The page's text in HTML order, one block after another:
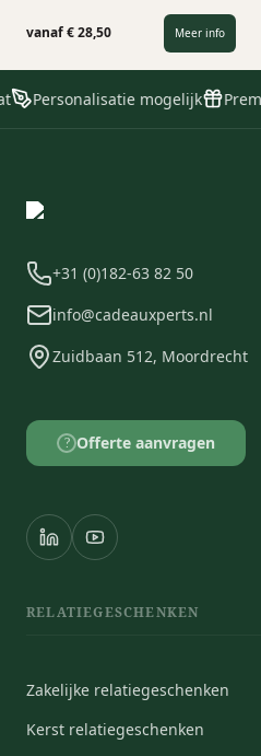
antenne ontvangt AM- en FM-radio
en met de krachtige zaklamp tast u
nooit in het duister. Er is zelfs een
SOS-alarm voor noodgevallen.
vanaf € 28,50 Meer info
Personalisatie mogelijk
+31 (0)182-63 82 50
info@cadeauxperts.nl
Zuidbaan 512, Moordrecht
? Offerte aanvragen
RELATIEGESCHENKEN
Zakelijke relatiegeschenken
Kerst relatiegeschenken